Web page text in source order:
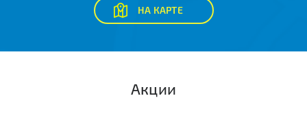
НА КАРТЕ
Акции